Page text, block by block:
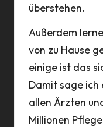
überstehen.
Außerdem
von zu Hause
einige ist das
Damit sage ich
allen Ärzten
Millionen